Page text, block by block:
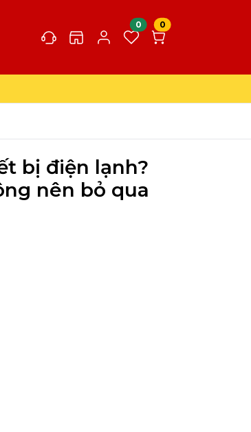
0 0
bị điện lạnh?
nên bỏ qua